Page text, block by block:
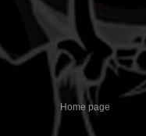
Home page